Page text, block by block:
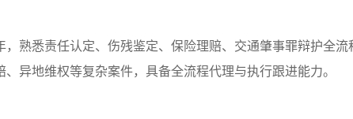
，熟悉责任认定、伤残鉴定、保险理赔、交通肇事罪辩护全
、异地维权等复杂案件，具备全流程代理与执行跟进能力。